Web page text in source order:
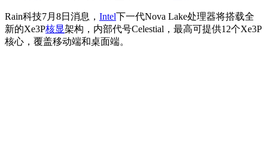
Rain科技7月8日消息， Intel下一代Nova Lake处理器将搭载全
新的Xe3P核显架构，内部代号Celestial，最高可提供12个Xe3P
核心，覆盖移动端和桌面端。